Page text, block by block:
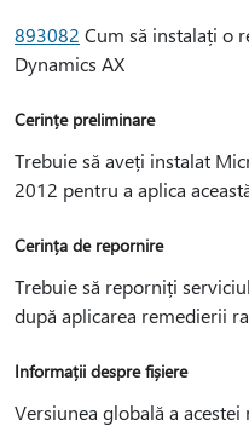
893082 Cum să instalați o
Dynamics AX
Cerințe preliminare
Trebuie să aveți instalat
2012 pentru a aplica
Cerința de repornire
Trebuie să reporniți
după aplicarea remedierii
Informații despre fișiere
Versiunea globală a